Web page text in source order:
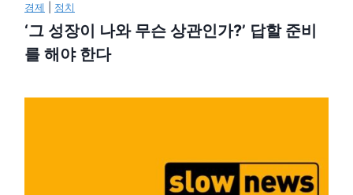
경제 정치
‘그 성장이 나와 무슨 상관인가?’ 답할 준비
를 해야 한다